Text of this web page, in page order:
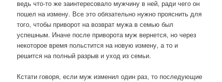
ведь что-то же заинтересовало мужчину в ней, ради чего он
пошел на измену. Все это обязательно нужно прояснить для
того, чтобы приворот на возврат мужа в семью был
успешным. Иначе после приворота муж вернется, но через
некоторое время польстится на новую измену, а то и
решится на полный разрыв и уход из семьи.
Кстати говоря, если муж изменил один раз, то последующие